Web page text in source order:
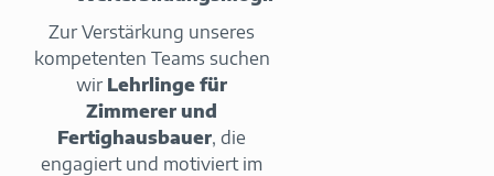
Zur Verstärkung unseres
kompetenten Teams suchen
wir Lehrlinge für
Zimmerer und
Fertighausbauer, die
engagiert und motiviert im